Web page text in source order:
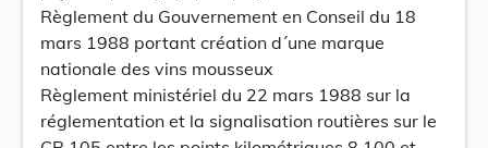
Règlement du Gouvernement en Conseil du 18
mars 1988 portant création d´une marque
nationale des vins mousseux
Règlement ministériel du 22 mars 1988 sur la
réglementation et la signalisation routières sur le